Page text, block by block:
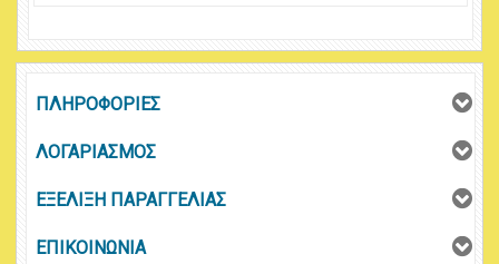
ΠΛΗΡΟΦΟΡΙΕΣ
ΛΟΓΑΡΙΑΣΜΟΣ
ΕΞΕΛΙΞΗ ΠΑΡΑΓΓΕΛΙΑΣ
ΕΠΙΚΟΙΝΩΝΙΑ